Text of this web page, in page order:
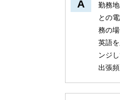
勤務
との
務の
英語
ンジ
出張